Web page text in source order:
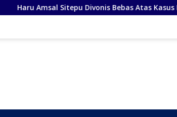
Haru Amsal Sitepu Divonis Bebas Atas Kasus